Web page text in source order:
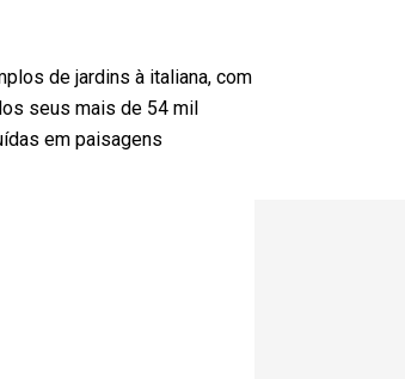
de jardins à italiana, com
seus mais de 54 mil
em paisagens